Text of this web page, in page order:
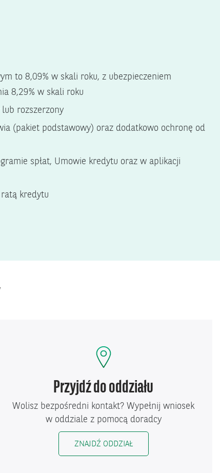
to 8,09% w skali roku, z ubezpieczeniem
8,29% w skali roku
rozszerzony
(pakiet podstawowy) oraz dodatkowo ochronę od
spłat, Umowie kredytu oraz w aplikacji
ratą kredytu
Przyjdź dooddziału
Wolisz bezpośredni kontakt? Wypełnij wniosek
w oddziale z pomocą doradcy
ZNAJDŹ ODDZIAŁ